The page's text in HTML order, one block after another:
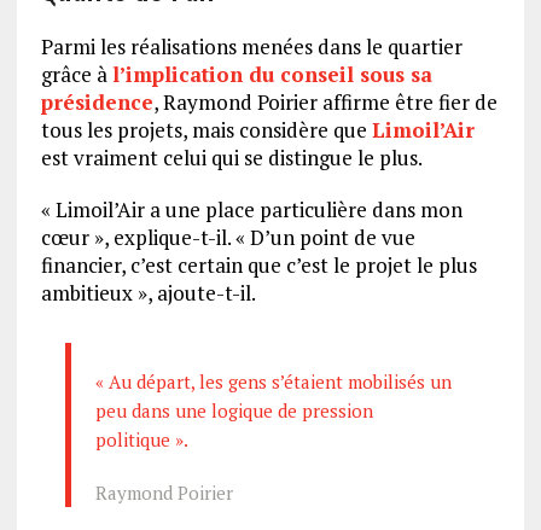
Parmi les réalisations menées dans le quartier
grâce àl’implication du conseil sous sa
présidence, Raymond Poirier affirme être fier de
tous les projets, mais considère que Limoil’Air
est vraiment celui qui se distingue le plus.
« Limoil’Air a une place particulière dans mon
cœur », explique-t-il. « D’un point de vue
financier, c’est certain que c’est le projet le plus
ambitieux », ajoute-t-il.
« Au départ, les gens s’étaient mobilisés un
peu dans une logique de pression
politique ».
Raymond Poirier